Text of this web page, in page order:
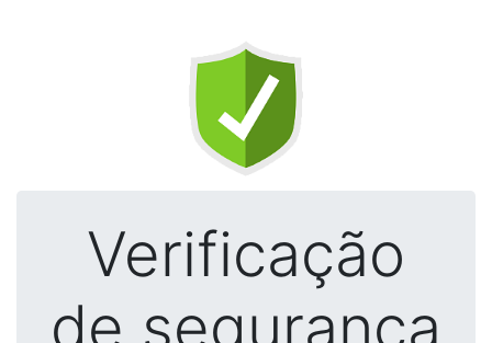
Verificação
de segurança